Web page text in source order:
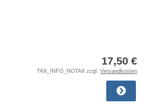
17,50 €
TAX_INFO_NOTAX zzgl. Versandkosten